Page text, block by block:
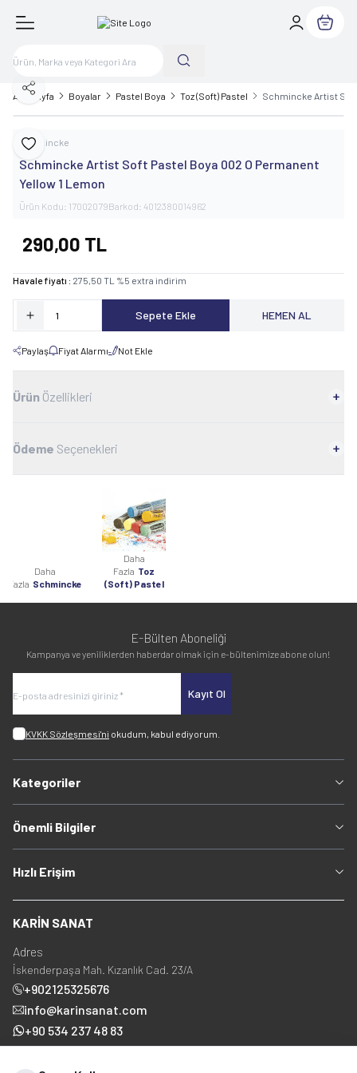
Sepetim
Ana Sayfa Boyalar Pastel Boya Toz (Soft) Pastel Schmincke Artist Soft
Favoriye Ekle
Paylaş
Schmincke
Schmincke Artist Soft Pastel Boya 002 O Permanent
Yellow 1 Lemon
Ürün Kodu: 17002079Barkod: 4012380014962
290,00 TL
Havale fiyatı : 275,50 TL %5 extra indirim
Sepete Ekle HEMEN AL
Paylaş Fiyat Alarmı Not Ekle
Ürün Özellikleri
Ödeme Seçenekleri
Daha
Fazla Schmincke
Daha
Fazla Toz
(Soft) Pastel
E-Bülten Aboneliği
Kampanya ve yeniliklerden haberdar olmak için e-bültenimize abone olun!
Kayıt Ol
KVKK Sözleşmesi'ni okudum, kabul ediyorum.
Kategoriler
Önemli Bilgiler
Hızlı Erişim
KARİN SANAT
Adres
İskenderpaşa Mah. Kızanlık Cad. 23/A
+902125325676
info@karinsanat.com
+90 534 237 48 83